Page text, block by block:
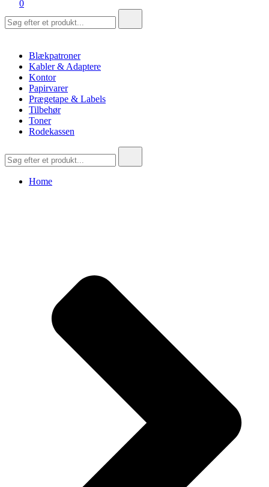
0
efter:
Blækpatroner
Kabler & Adaptere
Kontor
Papirvarer
Prægetape & Labels
Tilbehør
Toner
Rodekassen
efter:
Home